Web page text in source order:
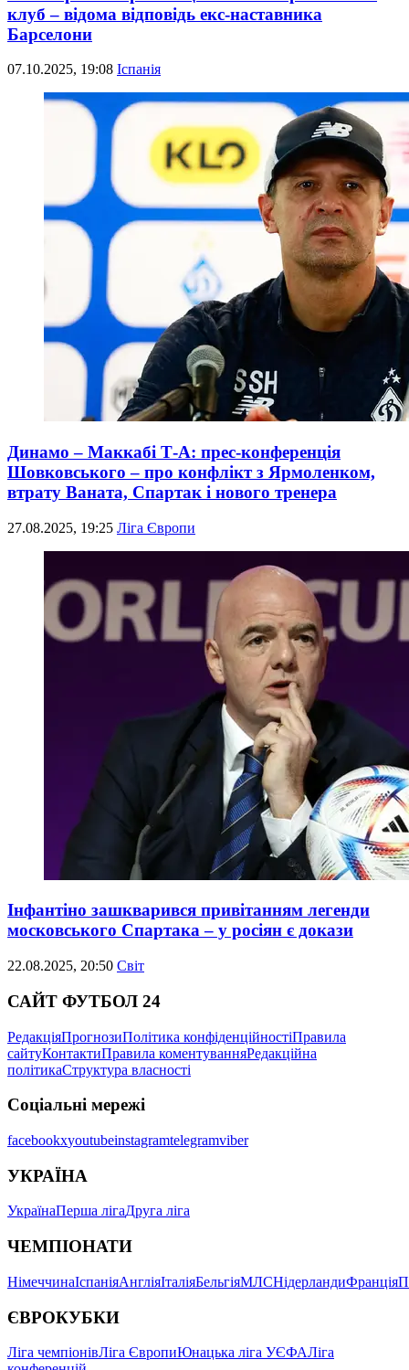
клуб – відома відповідь екс-наставника
Барселони
07.10.2025, 19:08 Іспанія
Динамо – Маккабі Т-А: прес-конференція
Шовковського – про конфлікт з Ярмоленком,
втрату Ваната, Спартак і нового тренера
27.08.2025, 19:25 Ліга Європи
Інфантіно зашкварився привітанням легенди
московського Спартака – у росіян є докази
22.08.2025, 20:50 Світ
САЙТ ФУТБОЛ 24
РедакціяПрогнозиПолітика конфіденційностіПравила
сайтуКонтактиПравила коментуванняРедакційна
політикаСтруктура власності
Соціальні мережі
facebookxyoutubeinstagramtelegramviber
УКРАЇНА
УкраїнаПерша лігаДруга ліга
ЧЕМПІОНАТИ
НімеччинаІспаніяАнгліяІталіяБельгіяМЛСНідерландиФранція
ЄВРОКУБКИ
Ліга чемпіонівЛіга ЄвропиЮнацька ліга УЄФАЛіга